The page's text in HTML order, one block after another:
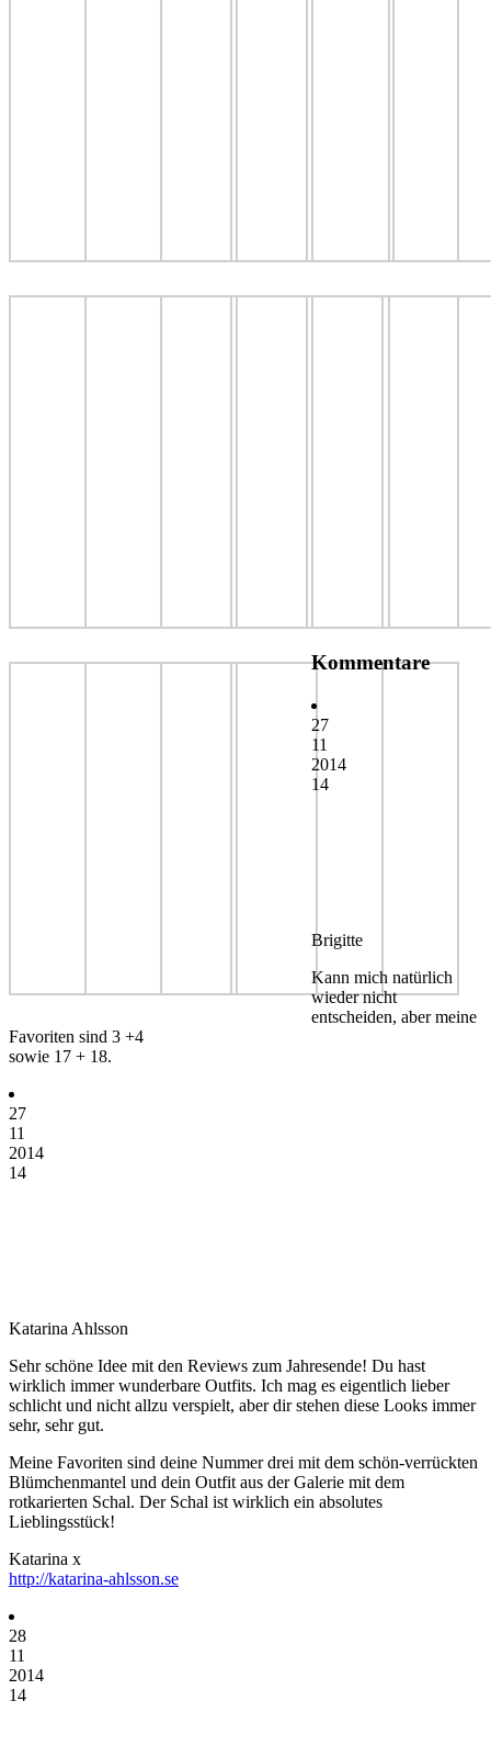
Kommentare
27
11
2014
14
Brigitte
Kann mich natürlich
wieder nicht
entscheiden, aber meine
Favoriten sind 3 +4
sowie 17 + 18.
27
11
2014
14
Katarina Ahlsson
Sehr schöne Idee mit den Reviews zum Jahresende! Du hast
wirklich immer wunderbare Outfits. Ich mag es eigentlich lieber
schlicht und nicht allzu verspielt, aber dir stehen diese Looks immer
sehr, sehr gut.
Meine Favoriten sind deine Nummer drei mit dem schön-verrückten
Blümchenmantel und dein Outfit aus der Galerie mit dem
rotkarierten Schal. Der Schal ist wirklich ein absolutes
Lieblingsstück!
Katarina x
http://katarina-ahlsson.se
28
11
2014
14